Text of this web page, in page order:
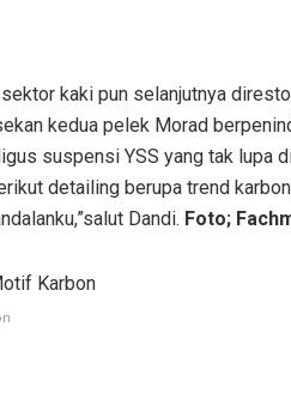
sektor kaki pun selanjutnya
kedua pelek Morad
suspensi YSS yang tak
detailing berupa trend
Dandi. Foto;